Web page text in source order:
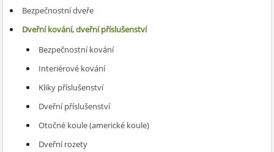
Bezpečnostní dveře
Dveřní kování, dveřní příslušenství
Bezpečnostní kování
Interiérové kování
Kliky příslušenství
Dveřní příslušenství
Otočné koule (americké koule)
Dveřní rozety